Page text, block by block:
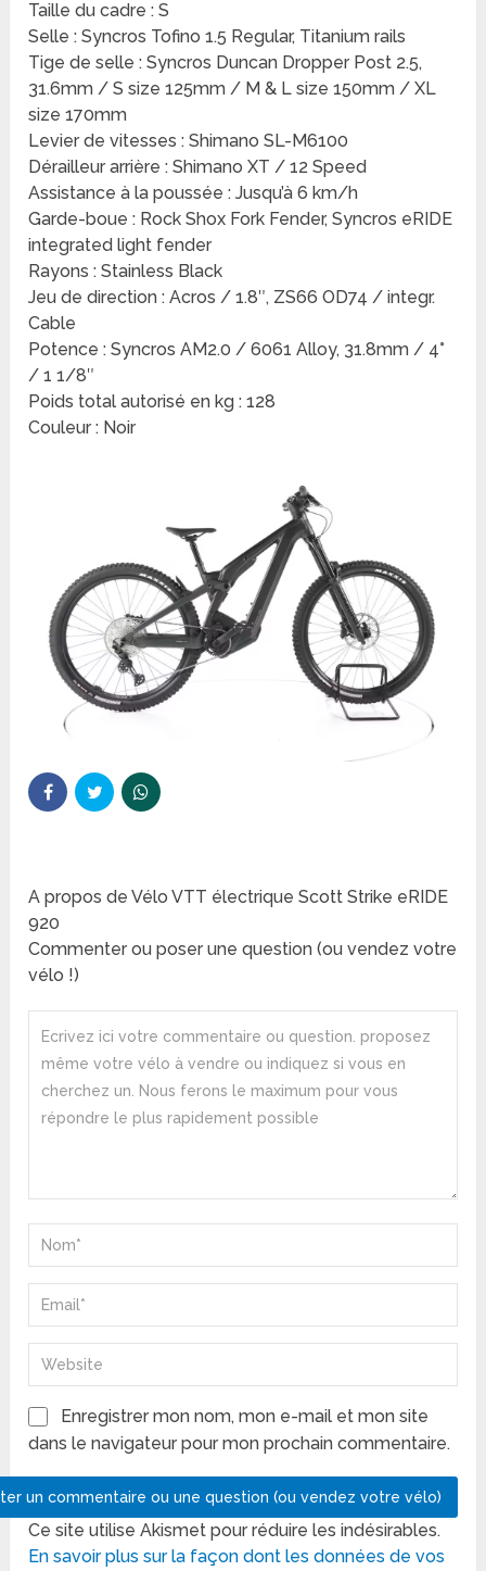
Taille du cadre : S
Selle : Syncros Tofino 1.5 Regular, Titanium rails
Tige de selle : Syncros Duncan Dropper Post 2.5,
31.6mm / S size 125mm / M & L size 150mm / XL
size 170mm
Levier de vitesses : Shimano SL-M6100
Dérailleur arrière : Shimano XT / 12 Speed
Assistance à la poussée : Jusqu’à 6 km/h
Garde-boue : Rock Shox Fork Fender, Syncros eRIDE
integrated light fender
Rayons : Stainless Black
Jeu de direction : Acros / 1.8″, ZS66 OD74 / integr.
Cable
Potence : Syncros AM2.0 / 6061 Alloy, 31.8mm / 4°
/ 1 1/8″
Poids total autorisé en kg : 128
Couleur : Noir
A propos de Vélo VTT électrique Scott Strike eRIDE
920
Commenter ou poser une question (ou vendez votre
vélo !)
Enregistrer mon nom, mon e-mail et mon site
dans le navigateur pour mon prochain commentaire.
Ce site utilise Akismet pour réduire les indésirables.
En savoir plus sur la façon dont les données de vos